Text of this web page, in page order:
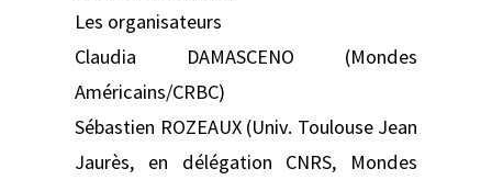
Les organisateurs
Claudia DAMASCENO (Mondes
Américains/CRBC)
Sébastien ROZEAUX (Univ. Toulouse Jean
Jaurès, en délégation CNRS, Mondes